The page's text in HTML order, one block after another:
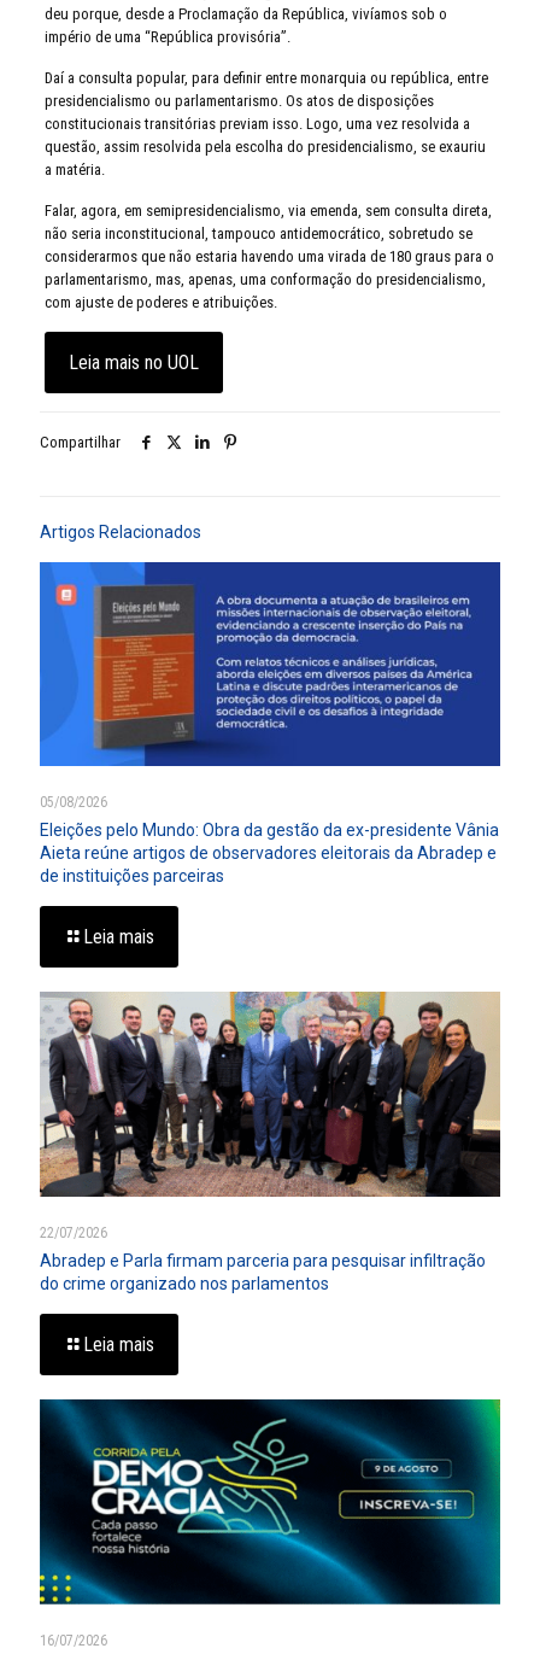
deu porque, desde a Proclamação da República, vivíamos sob o
império de uma “República provisória”.
Daí a consulta popular, para definir entre monarquia ou república, entre
presidencialismo ou parlamentarismo. Os atos de disposições
constitucionais transitórias previam isso. Logo, uma vez resolvida a
questão, assim resolvida pela escolha do presidencialismo, se exauriu
a matéria.
Falar, agora, em semipresidencialismo, via emenda, sem consulta direta,
não seria inconstitucional, tampouco antidemocrático, sobretudo se
considerarmos que não estaria havendo uma virada de 180 graus para o
parlamentarismo, mas, apenas, uma conformação do presidencialismo,
com ajuste de poderes e atribuições.
Leia mais no UOL
Compartilhar
Artigos Relacionados
05/08/2026
Eleições pelo Mundo: Obra da gestão da ex-presidente Vânia
Aieta reúne artigos de observadores eleitorais da Abradep e
de instituições parceiras
Leia mais
22/07/2026
Abradep e Parla firmam parceria para pesquisar infiltração
do crime organizado nos parlamentos
Leia mais
16/07/2026